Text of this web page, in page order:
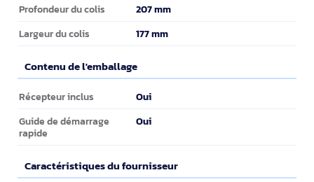
Profondeur du colis 207 mm
Largeur du colis 177 mm
Contenu de l'emballage
Contenu de l'emballage
Récepteur inclus Oui
Guide de démarrage
rapide
Oui
Caractéristiques du fournisseur